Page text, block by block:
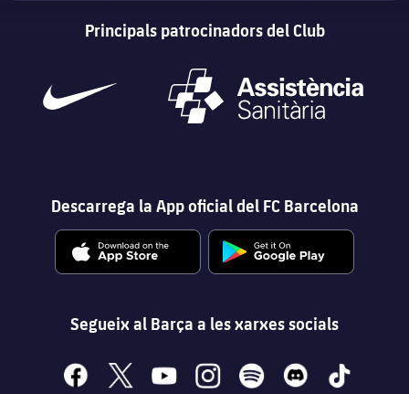
Principals patrocinadors del Club
Descarrega la App oficial del FC Barcelona
Segueix al Barça a les xarxes socials
facebook
x youtubeinstagramspotify discord tiktok